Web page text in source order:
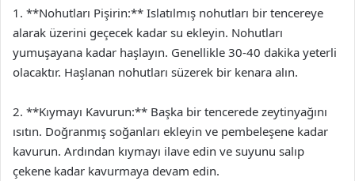
1. **Nohutları Pişirin:** Islatılmış nohutları bir tencereye
alarak üzerini geçecek kadar su ekleyin. Nohutları
yumuşayana kadar haşlayın. Genellikle 30-40 dakika yeterli
olacaktır. Haşlanan nohutları süzerek bir kenara alın.
2. **Kıymayı Kavurun:** Başka bir tencerede zeytinyağını
ısıtın. Doğranmış soğanları ekleyin ve pembeleşene kadar
kavurun. Ardından kıymayı ilave edin ve suyunu salıp
çekene kadar kavurmaya devam edin.